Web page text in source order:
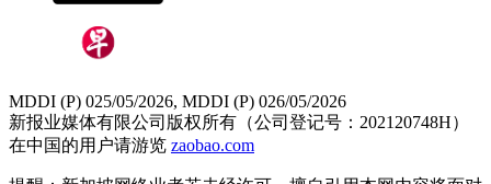
MDDI (P) 025/05/2026, MDDI (P) 026/05/2026
新报业媒体有限公司版权所有（公司登记号：202120748H）
在中国的用户请游览 zaobao.com